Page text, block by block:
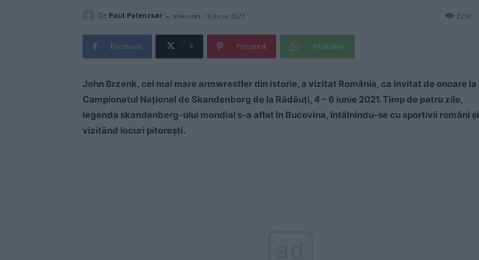
De Paul Palencsar - miercuri, 16 iunie 2021 2256
Facebook X Pinterest WhatsApp
John Brzenk, cel mai mare armwrestler din istorie, a vizitat România, ca invitat de onoare la
Campionatul Național de Skandenberg de la Rădăuți, 4 – 6 iunie 2021. Timp de patru zile,
legenda skandenberg-ului mondial s-a aflat în Bucovina, întâlnindu-se cu sportivii români și
vizitând locuri pitorești.